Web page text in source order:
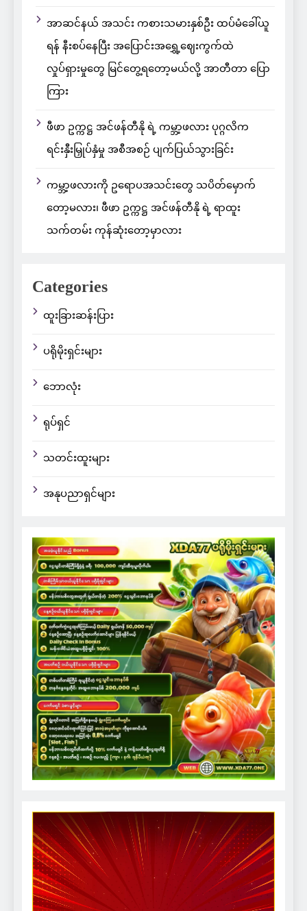
အာဆင်နယ် အသင်း ကစားသမားနှစ်ဦး ထပ်မံခေါ်ယူ
ရန် နီးစပ်နေပြီး အပြောင်းအရွှေ့ဈေးကွက်ထဲ
လှုပ်ရှားမှုတွေ မြင်တွေ့ရတော့မယ်လို့ အာတီတာ ပြော
ကြား
ဖီဖာ ဥက္ကဋ္ဌ အင်ဖန်တီနို ရဲ့ ကမ္ဘာ့ဖလား ပုဂ္ဂလိက
ရင်းနှီးမြှုပ်နှံမှု အစီအစဉ် ပျက်ပြယ်သွားခြင်း
ကမ္ဘာ့ဖလားကို ဥရောပအသင်းတွေ သပိတ်မှောက်
တော့မလား၊ ဖီဖာ ဥက္ကဋ္ဌ အင်ဖန်တီနို ရဲ့ ရာထူး
သက်တမ်း ကုန်ဆုံးတော့မှာလား
Categories
ထူးခြားဆန်းပြား
ပရိုမိုးရှင်းများ
ဘောလုံး
ရုပ်ရှင်
သတင်းထူးများ
အနုပညာရှင်များ